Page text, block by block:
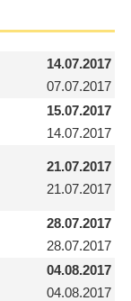
14.07.2017
07.07.2017
15.07.2017
14.07.2017
21.07.2017
21.07.2017
28.07.2017
28.07.2017
04.08.2017
04.08.2017